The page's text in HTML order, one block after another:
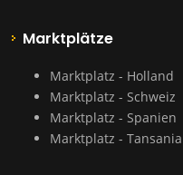
Marktplätze
Marktplatz - Holland
Marktplatz - Schweiz
Marktplatz - Spanien
Marktplatz - Tansania